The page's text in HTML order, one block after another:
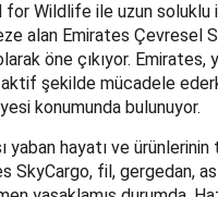
for Wildlife ile uzun soluklu
alan Emirates Çevresel
öne çıkıyor.
aktif şekilde mücadele
konumunda bulunuyor.
yaban hayatı ve
SkyCargo, fil, gergedan,